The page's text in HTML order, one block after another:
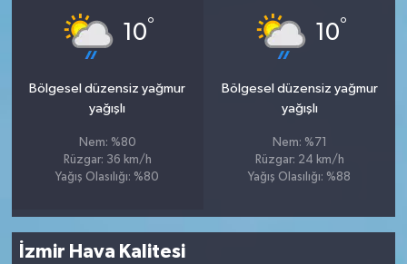
10°
Bölgesel düzensiz yağmur
yağışlı
Nem: %80
Rüzgar: 36 km/h
Yağış Olasılığı: %80
10°
Bölgesel düzensiz yağmur
yağışlı
Nem: %71
Rüzgar: 24 km/h
Yağış Olasılığı: %88
İzmir Hava Kalitesi